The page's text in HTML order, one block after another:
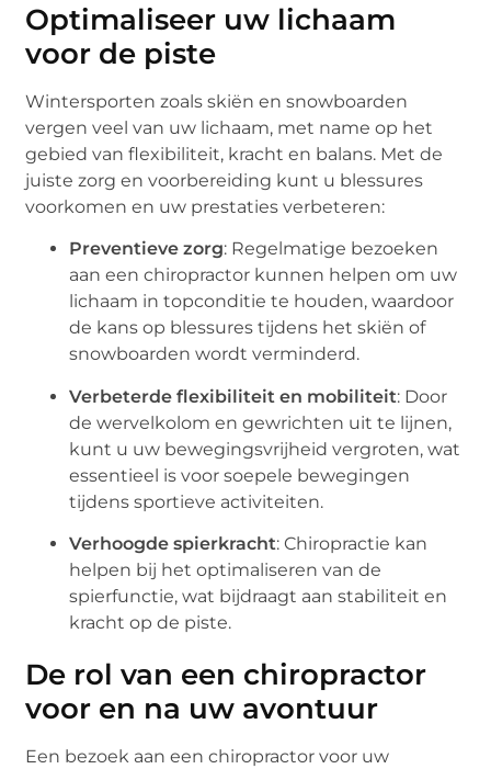
Optimaliseer uw lichaam
voor de piste
Wintersporten zoals skiën en snowboarden
vergen veel van uw lichaam, met name op het
gebied van flexibiliteit, kracht en balans. Met de
juiste zorg en voorbereiding kunt u blessures
voorkomen en uw prestaties verbeteren:
Preventieve zorg: Regelmatige bezoeken
aan een chiropractor kunnen helpen om uw
lichaam in topconditie te houden, waardoor
de kans op blessures tijdens het skiën of
snowboarden wordt verminderd.
Verbeterde flexibiliteit en mobiliteit: Door
de wervelkolom en gewrichten uit te lijnen,
kunt u uw bewegingsvrijheid vergroten, wat
essentieel is voor soepele bewegingen
tijdens sportieve activiteiten.
Verhoogde spierkracht: Chiropractie kan
helpen bij het optimaliseren van de
spierfunctie, wat bijdraagt aan stabiliteit en
kracht op de piste.
De rol van een chiropractor
voor en na uw avontuur
Een bezoek aan een chiropractor voor uw